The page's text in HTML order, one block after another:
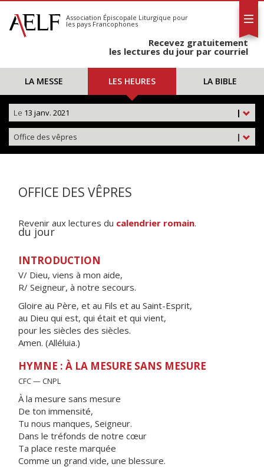
S'abonner
Calendrier
Association Épiscopale Liturgique pour
les pays Francophones
Recevez gratuitement
les lectures du jour par courriel
LA MESSE LES HEURES LA BIBLE
|
Le 13 janv. 2021
|
Office des vêpres
OFFICE DES VÊPRES
Revenir aux lectures du calendrier romain.
du jour
INTRODUCTION
V/ Dieu, viens à mon aide,
R/ Seigneur, à notre secours.
Gloire au Père, et au Fils et au Saint-Esprit,
au Dieu qui est, qui était et qui vient,
pour les siècles des siècles.
Amen. (Alléluia.)
HYMNE : À LA MESURE SANS MESURE
CFC — CNPL
À la mesure sans mesure
De ton immensité,
Tu nous manques, Seigneur.
Dans le tréfonds de notre cœur
Ta place reste marquée
Comme un grand vide, une blessure.